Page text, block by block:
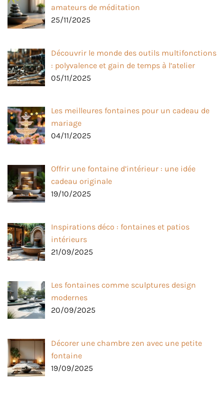
amateurs de méditation
25/11/2025
Découvrir le monde des outils multifonctions
: polyvalence et gain de temps à l’atelier
05/11/2025
Les meilleures fontaines pour un cadeau de
mariage
04/11/2025
Offrir une fontaine d’intérieur : une idée
cadeau originale
19/10/2025
Inspirations déco : fontaines et patios
intérieurs
21/09/2025
Les fontaines comme sculptures design
modernes
20/09/2025
Décorer une chambre zen avec une petite
fontaine
19/09/2025